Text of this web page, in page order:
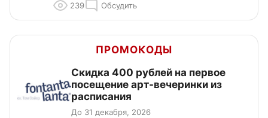
239 Обсудить
ПРОМОКОДЫ
Cкидка 400 рублей на первое
посещение арт-вечеринки из
расписания
До 31 декабря, 2026